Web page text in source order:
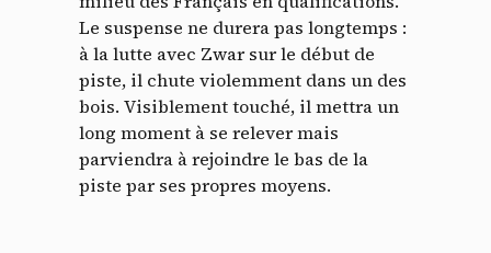
Le suspense ne durera pas longtemps :
à la lutte avec Zwar sur le début de
piste, il chute violemment dans un des
bois. Visiblement touché, il mettra un
long moment à se relever mais
parviendra à rejoindre le bas de la
piste par ses propres moyens.